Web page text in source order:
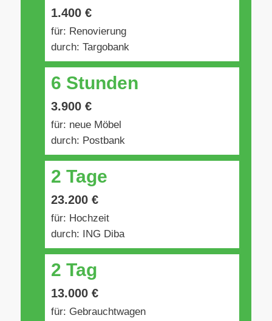
1.400 €
für: Renovierung
durch: Targobank
6 Stunden
3.900 €
für: neue Möbel
durch: Postbank
2 Tage
23.200 €
für: Hochzeit
durch: ING Diba
2 Tag
13.000 €
für: Gebrauchtwagen